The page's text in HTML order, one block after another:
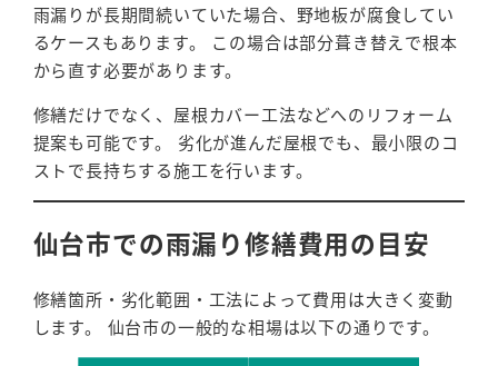
雨漏りが長期間続いていた場合、野地板が腐食してい
るケースもあります。 この場合は部分葺き替えで根本
から直す必要があります。
修繕だけでなく、屋根カバー工法などへのリフォーム
提案も可能です。 劣化が進んだ屋根でも、最小限のコ
ストで長持ちする施工を行います。
仙台市での雨漏り修繕費用の目安
修繕箇所・劣化範囲・工法によって費用は大きく変動
します。 仙台市の一般的な相場は以下の通りです。